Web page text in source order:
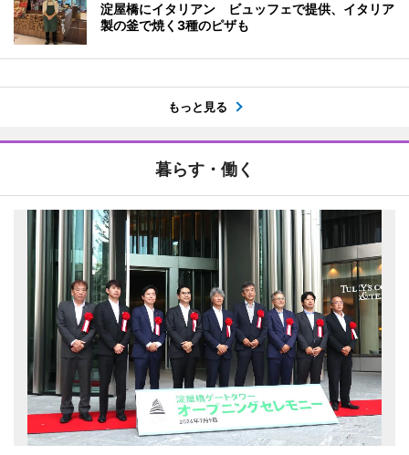
淀屋橋にイタリアン ビュッフェで提供、イタリア
製の釜で焼く3種のピザも
もっと見る
暮らす・働く